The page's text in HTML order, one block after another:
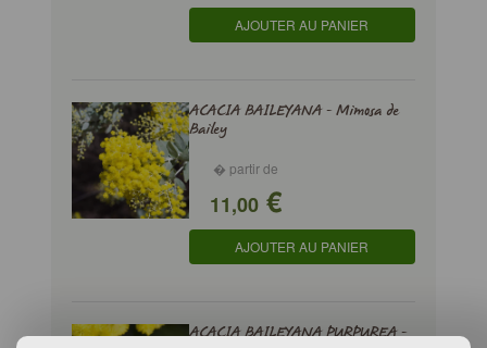
AJOUTER AU PANIER
ACACIA BAILEYANA - Mimosa de
Bailey
� partir de
11,00€
AJOUTER AU PANIER
ACACIA BAILEYANA PURPUREA -